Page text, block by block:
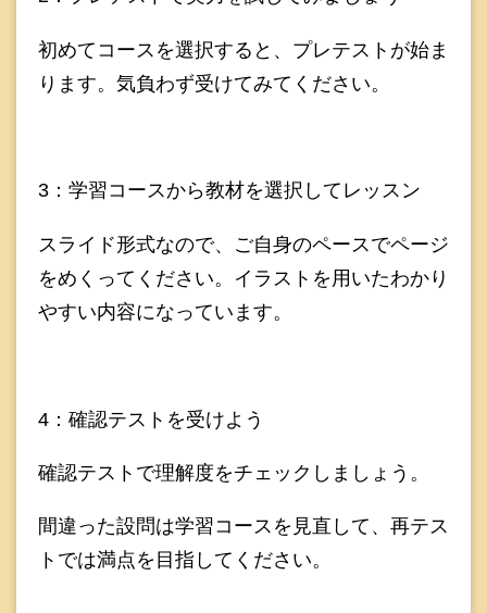
初めてコースを選択すると、プレテストが始ま
ります。気負わず受けてみてください。
3：学習コースから教材を選択してレッスン
スライド形式なので、ご自身のペースでページ
をめくってください。イラストを用いたわかり
やすい内容になっています。
4：確認テストを受けよう
確認テストで理解度をチェックしましょう。
間違った設問は学習コースを見直して、再テス
トでは満点を目指してください。